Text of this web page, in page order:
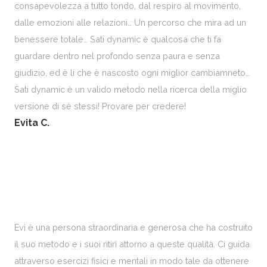
consapevolezza a tutto tondo, dal respiro al movimento,
dalle emozioni alle relazioni… Un percorso che mira ad un
benessere totale… Sati dynamic è qualcosa che ti fa
guardare dentro nel profondo senza paura e senza
giudizio, ed è li che è nascosto ogni miglior cambiamneto…
Sati dynamic è un valido metodo nella ricerca della miglio
versione di sé stessi! Provare per credere!
Evita C.
Evi è una persona straordinaria e generosa che ha costruito
il suo metodo e i suoi ritiri attorno a queste qualità. Ci guida
attraverso esercizi fisici e mentali in modo tale da ottenere